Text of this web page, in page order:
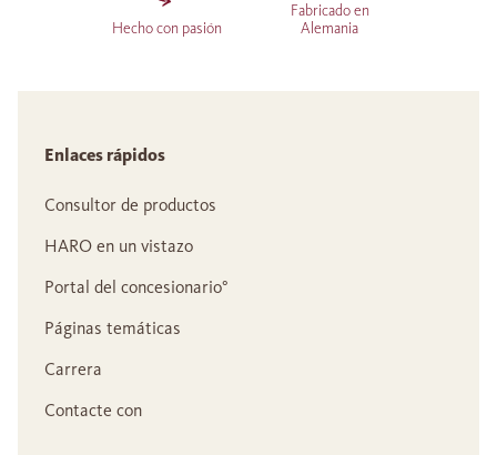
Hecho con pasión
Fabricado en
Alemania
Enlaces rápidos
Consultor de productos
HARO en un vistazo
Portal del concesionario°
Páginas temáticas
Carrera
Contacte con